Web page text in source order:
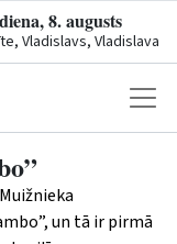
8. augusts
Vladislavs, Vladislava
un tā ir pirmā